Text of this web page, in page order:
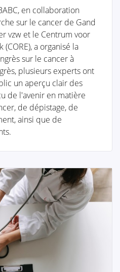
sein
un cancer ont souvent
de récupération.
radicale dont le traitement
doivent faire face à
et/ou physiques par la
la fatigue extrême,
en collaboration
sur le cancer de Gand
vzw et le Centrum voor
a organisé la
sur le cancer à
plusieurs experts ont
un aperçu clair des
de l'avenir en matière
de dépistage, de
ainsi que de